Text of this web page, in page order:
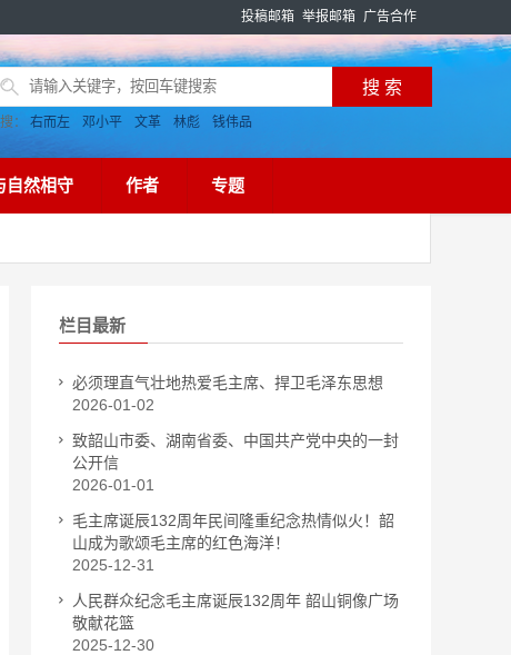
投稿邮箱 举报邮箱 广告合作
： 右而左 邓小平 文革 林彪 钱伟品
自然相守 作者 专题
栏目最新
必须理直气壮地热爱毛主席、捍卫毛泽东思想
2026-01-02
致韶山市委、湖南省委、中国共产党中央的一封
公开信
2026-01-01
毛主席诞辰132周年民间隆重纪念热情似火！韶
山成为歌颂毛主席的红色海洋！
2025-12-31
人民群众纪念毛主席诞辰132周年 韶山铜像广场
敬献花篮
2025-12-30